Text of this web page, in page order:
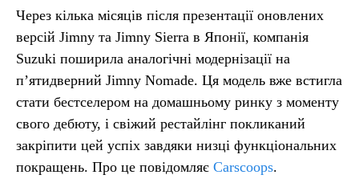
Через кілька місяців після презентації оновлених
версій Jimny та Jimny Sierra в Японії, компанія
Suzuki поширила аналогічні модернізації на
п’ятидверний Jimny Nomade. Ця модель вже встигла
стати бестселером на домашньому ринку з моменту
свого дебюту, і свіжий рестайлінг покликаний
закріпити цей успіх завдяки низці функціональних
покращень. Про це повідомляє Carscoops.